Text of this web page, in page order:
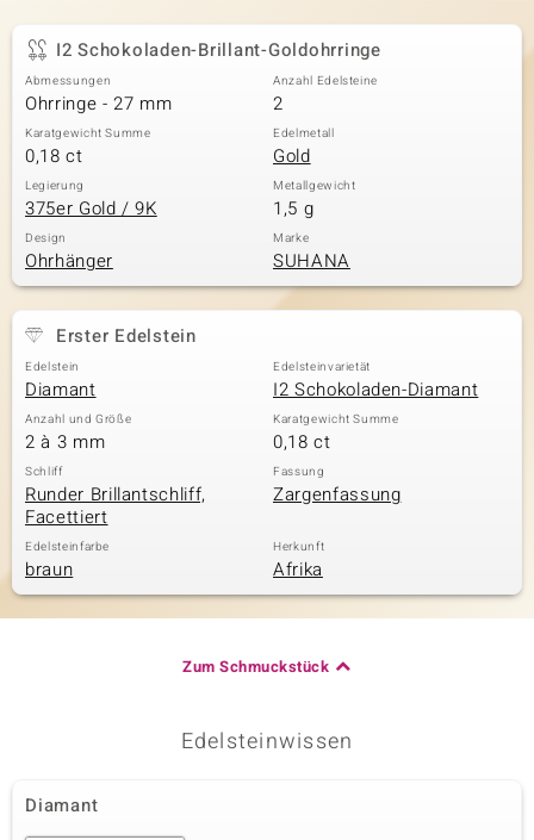
Classics
I2 Schokoladen-Brillant-Goldohrringe
Abmessungen
Ohrringe - 27 mm
Anzahl Edelsteine
2
Karatgewicht Summe
0,18 ct
Edelmetall
Gold
Legierung
375er Gold / 9K
Metallgewicht
1,5 g
Design
Ohrhänger
Marke
SUHANA
Erster Edelstein
Edelstein
Diamant
Edelsteinvarietät
I2 Schokoladen-Diamant
Anzahl und Größe
2 à 3 mm
Karatgewicht Summe
0,18 ct
Schliff
Runder Brillantschliff,
Facettiert
Fassung
Zargenfassung
Edelsteinfarbe
braun
Herkunft
Afrika
Zum Schmuckstück
Edelsteinwissen
Diamant